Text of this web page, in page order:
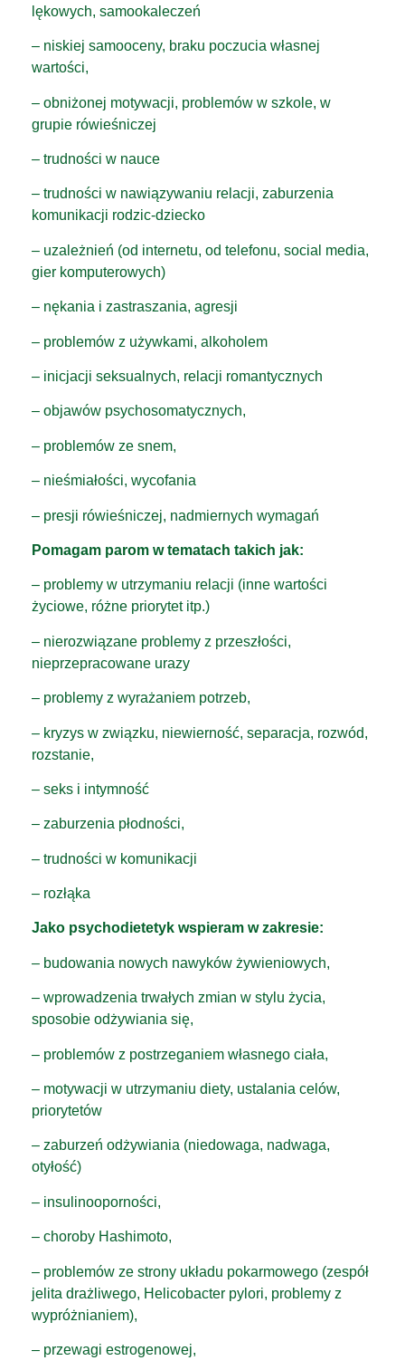
lękowych, samookaleczeń
– niskiej samooceny, braku poczucia własnej
wartości,
– obniżonej motywacji, problemów w szkole, w
grupie rówieśniczej
– trudności w nauce
– trudności w nawiązywaniu relacji, zaburzenia
komunikacji rodzic-dziecko
– uzależnień (od internetu, od telefonu, social media,
gier komputerowych)
– nękania i zastraszania, agresji
– problemów z używkami, alkoholem
– inicjacji seksualnych, relacji romantycznych
– objawów psychosomatycznych,
– problemów ze snem,
– nieśmiałości, wycofania
– presji rówieśniczej, nadmiernych wymagań
Pomagam parom w tematach takich jak:
– problemy w utrzymaniu relacji (inne wartości
życiowe, różne priorytet itp.)
– nierozwiązane problemy z przeszłości,
nieprzepracowane urazy
– problemy z wyrażaniem potrzeb,
– kryzys w związku, niewierność, separacja, rozwód,
rozstanie,
– seks i intymność
– zaburzenia płodności,
– trudności w komunikacji
– rozłąka
Jako psychodietetyk wspieram w zakresie:
– budowania nowych nawyków żywieniowych,
– wprowadzenia trwałych zmian w stylu życia,
sposobie odżywiania się,
– problemów z postrzeganiem własnego ciała,
– motywacji w utrzymaniu diety, ustalania celów,
priorytetów
– zaburzeń odżywiania (niedowaga, nadwaga,
otyłość)
– insulinooporności,
– choroby Hashimoto,
– problemów ze strony układu pokarmowego (zespół
jelita drażliwego, Helicobacter pylori, problemy z
wypróżnianiem),
– przewagi estrogenowej,